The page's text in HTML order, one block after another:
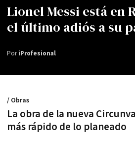
Lionel Messi está en
el último adiós a su
PoriProfesional
La obra de la nueva
más rápido de lo planeado
/ Obras